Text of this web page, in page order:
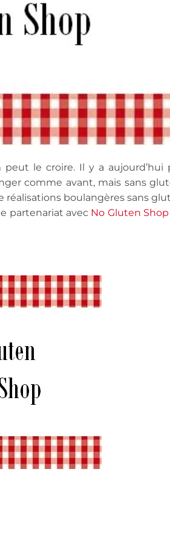
peut le croire. Il y a aujourd’hui
comme avant, mais sans
réalisations boulangères sans
partenariat avec No Gluten Shop